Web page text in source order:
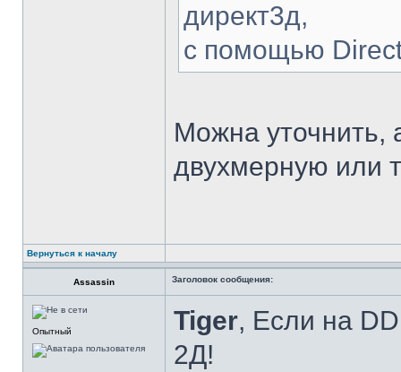
директ3д,
с помощью
Можна уточнить,
двухмерную или
Вернуться к началу
Assassin Заголовок сообщения:
Опытный Tiger, Если на
2Д!